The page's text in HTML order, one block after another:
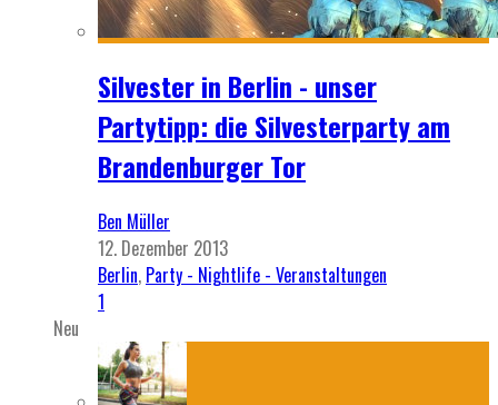
Silvester in Berlin - unser
Partytipp: die Silvesterparty am
Brandenburger Tor
Ben Müller
12. Dezember 2013
Berlin, Party - Nightlife - Veranstaltungen
1
Neu